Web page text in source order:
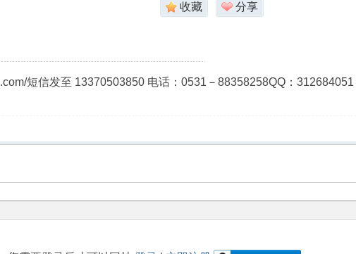
收藏 分享
短信发至 13370503850 电话：0531－88358258QQ：